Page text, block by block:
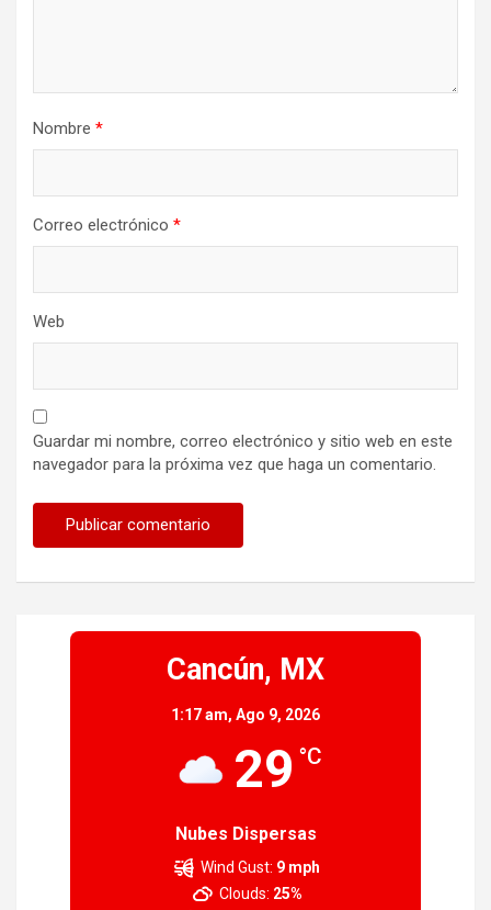
Nombre *
Correo electrónico *
Web
Guardar mi nombre, correo electrónico y sitio web en este
navegador para la próxima vez que haga un comentario.
Cancún, MX
1:17 am, Ago 9, 2026
29 °C
Nubes Dispersas
Wind Gust: 9 mph
Clouds: 25%